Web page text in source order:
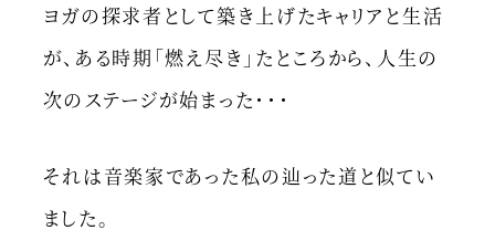
ヨガの探求者として築き上げたキャリアと生活
が、ある時期「燃え尽き」たところから、人生の
次のステージが始まった・・・
それは音楽家であった私の辿った道と似てい
ました。